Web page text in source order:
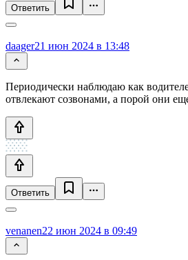
Ответить
daager21 июн 2024 в 13:48
Периодически наблюдаю как
отвлекают созвонами, а порой они
Ответить
venanen22 июн 2024 в 09:49